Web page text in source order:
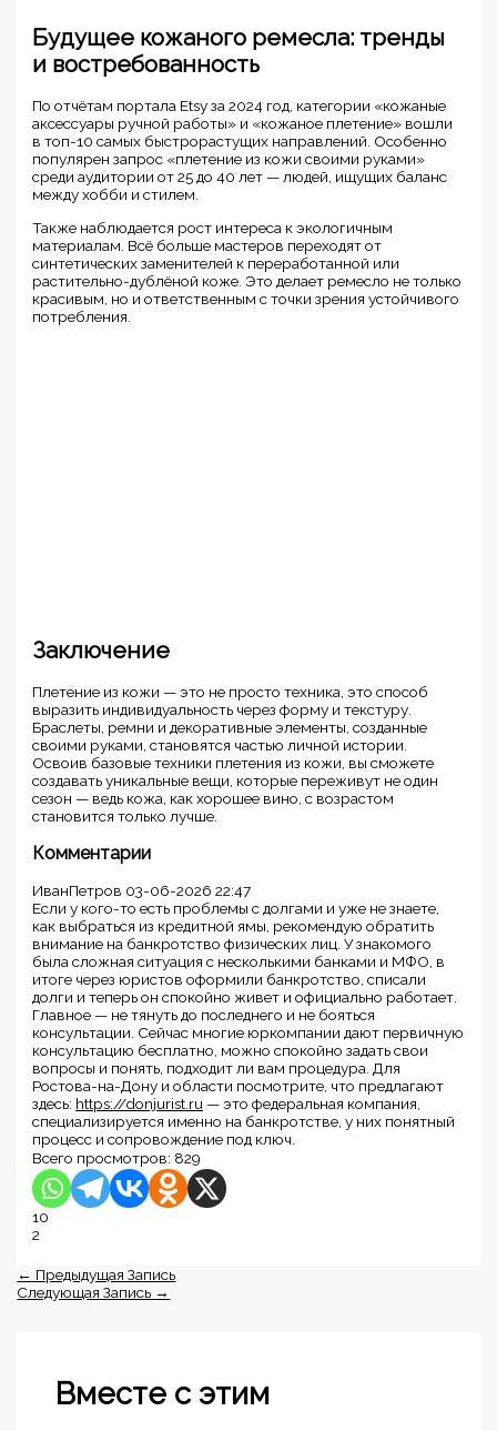
Будущее кожаного ремесла: тренды
и востребованность
По отчётам портала Etsy за 2024 год, категории «кожаные
аксессуары ручной работы» и «кожаное плетение» вошли
в топ-10 самых быстрорастущих направлений. Особенно
популярен запрос «плетение из кожи своими руками»
среди аудитории от 25 до 40 лет — людей, ищущих баланс
между хобби и стилем.
Также наблюдается рост интереса к экологичным
материалам. Всё больше мастеров переходят от
синтетических заменителей к переработанной или
растительно-дублёной коже. Это делает ремесло не только
красивым, но и ответственным с точки зрения устойчивого
потребления.
Заключение
Плетение из кожи — это не просто техника, это способ
выразить индивидуальность через форму и текстуру.
Браслеты, ремни и декоративные элементы, созданные
своими руками, становятся частью личной истории.
Освоив базовые техники плетения из кожи, вы сможете
создавать уникальные вещи, которые переживут не один
сезон — ведь кожа, как хорошее вино, с возрастом
становится только лучше.
Комментарии
ИванПетров 03-06-2026 22:47
Если у кого-то есть проблемы с долгами и уже не знаете,
как выбраться из кредитной ямы, рекомендую обратить
внимание на банкротство физических лиц. У знакомого
была сложная ситуация с несколькими банками и МФО, в
итоге через юристов оформили банкротство, списали
долги и теперь он спокойно живет и официально работает.
Главное — не тянуть до последнего и не бояться
консультации. Сейчас многие юркомпании дают первичную
консультацию бесплатно, можно спокойно задать свои
вопросы и понять, подходит ли вам процедура. Для
Ростова-на-Дону и области посмотрите, что предлагают
здесь: https://donjurist.ru — это федеральная компания,
специализируется именно на банкротстве, у них понятный
процесс и сопровождение под ключ.
Всего просмотров: 829
10
2
← Предыдущая Запись
Следующая Запись →
Вместе с этим